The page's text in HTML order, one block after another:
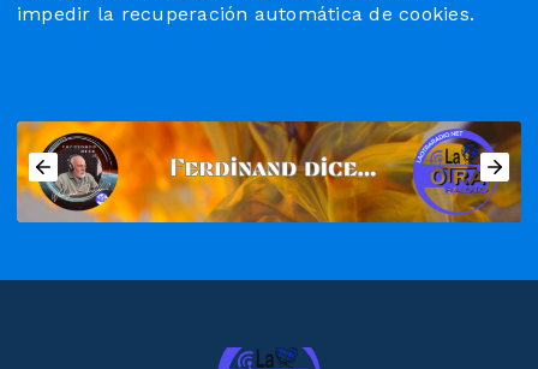
impedir la recuperación automática de cookies.